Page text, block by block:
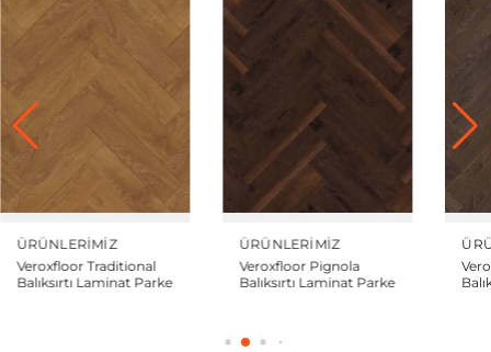
ÜRÜNLERIMIZ
Veroxfloor Pignola
Balıksırtı Laminat Parke
ÜRÜNLERIMIZ
Veroxfloor Famous
Balıksırtı Laminat Parke